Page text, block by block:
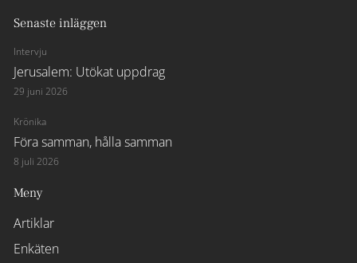
Senaste inläggen
Intervju
Jerusalem: Utökat uppdrag
29 juni 2026
Krönika
Föra samman, hålla samman
8 juli 2026
Meny
Artiklar
Enkäten